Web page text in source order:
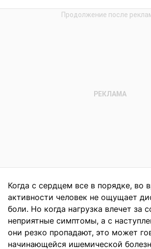
Когда с сердцем все в порядке, во
активности человек не ощущает
боли. Но когда нагрузка влечет за
неприятные симптомы, а с
они резко пропадают, это может
начинающейся ишемической